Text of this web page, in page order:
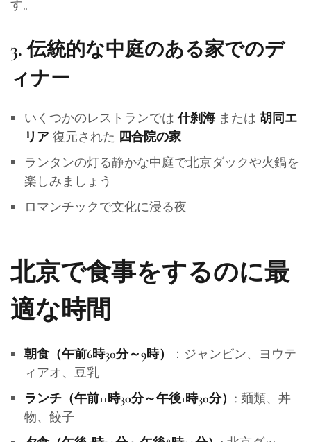
す。
3.伝統的な中庭のある家でのデ
ィナー
いくつかのレストランでは什刹海または 胡同エ
リア復元された 四合院の家
ランタンの灯る静かな中庭で北京ダックや火鍋を
楽しみましょう
ロマンチックで文化に浸る夜
北京で食事をするのに最
適な時間
朝食（午前6時30分～9時）
：ジャンビン、ヨウテ
ィアオ、豆乳
ランチ（午前11時30分～午後1時30分） : 麺類、丼
物、餃子